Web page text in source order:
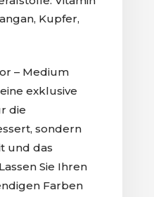
Kupfer,
– Medium
exklusive
die
sondern
und das
Sie Ihren
Farben